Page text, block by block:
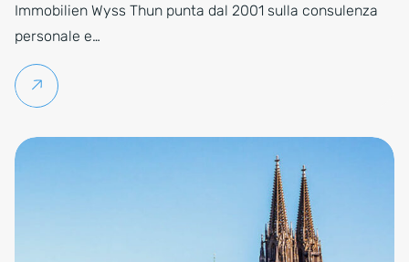
Immobilien Wyss Thun punta dal 2001 sulla consulenza
personale e…
Per saperne di più